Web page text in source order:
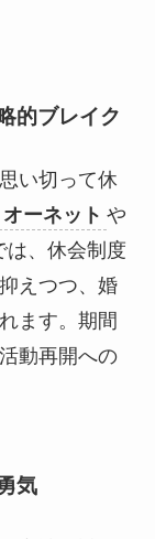
的ブレイク
い切って休
オーネット や
は、休会制度
えつつ、婚
ます。期間
動再開への
気